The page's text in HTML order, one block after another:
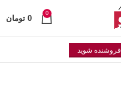
0
0 تومان
فروشنده شوید